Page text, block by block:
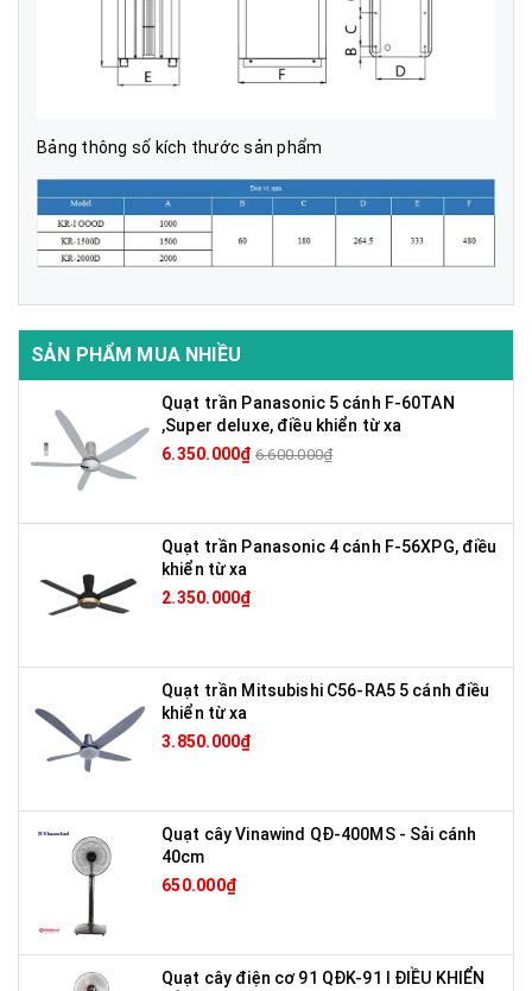
Bảng thông số kích thước sản phẩm
SẢN PHẨM MUA NHIỀU
Quạt trần Panasonic 5 cánh F-60TAN
,Super deluxe, điều khiển từ xa
6.350.000₫ 6.600.000₫
Quạt trần Panasonic 4 cánh F-56XPG, điều
khiển từ xa
2.350.000₫
Quạt trần Mitsubishi C56-RA5 5 cánh điều
khiển từ xa
3.850.000₫
Quạt cây Vinawind QĐ-400MS - Sải cánh
40cm
650.000₫
Quạt cây điện cơ 91 QĐK-91 I ĐIỀU KHIỂN